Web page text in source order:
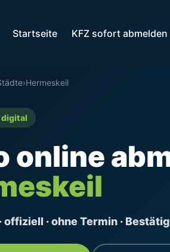
Startseite KFZ sofort abmelden
›Hermeskeil
digital
online
offiziell · ohne Termin ·